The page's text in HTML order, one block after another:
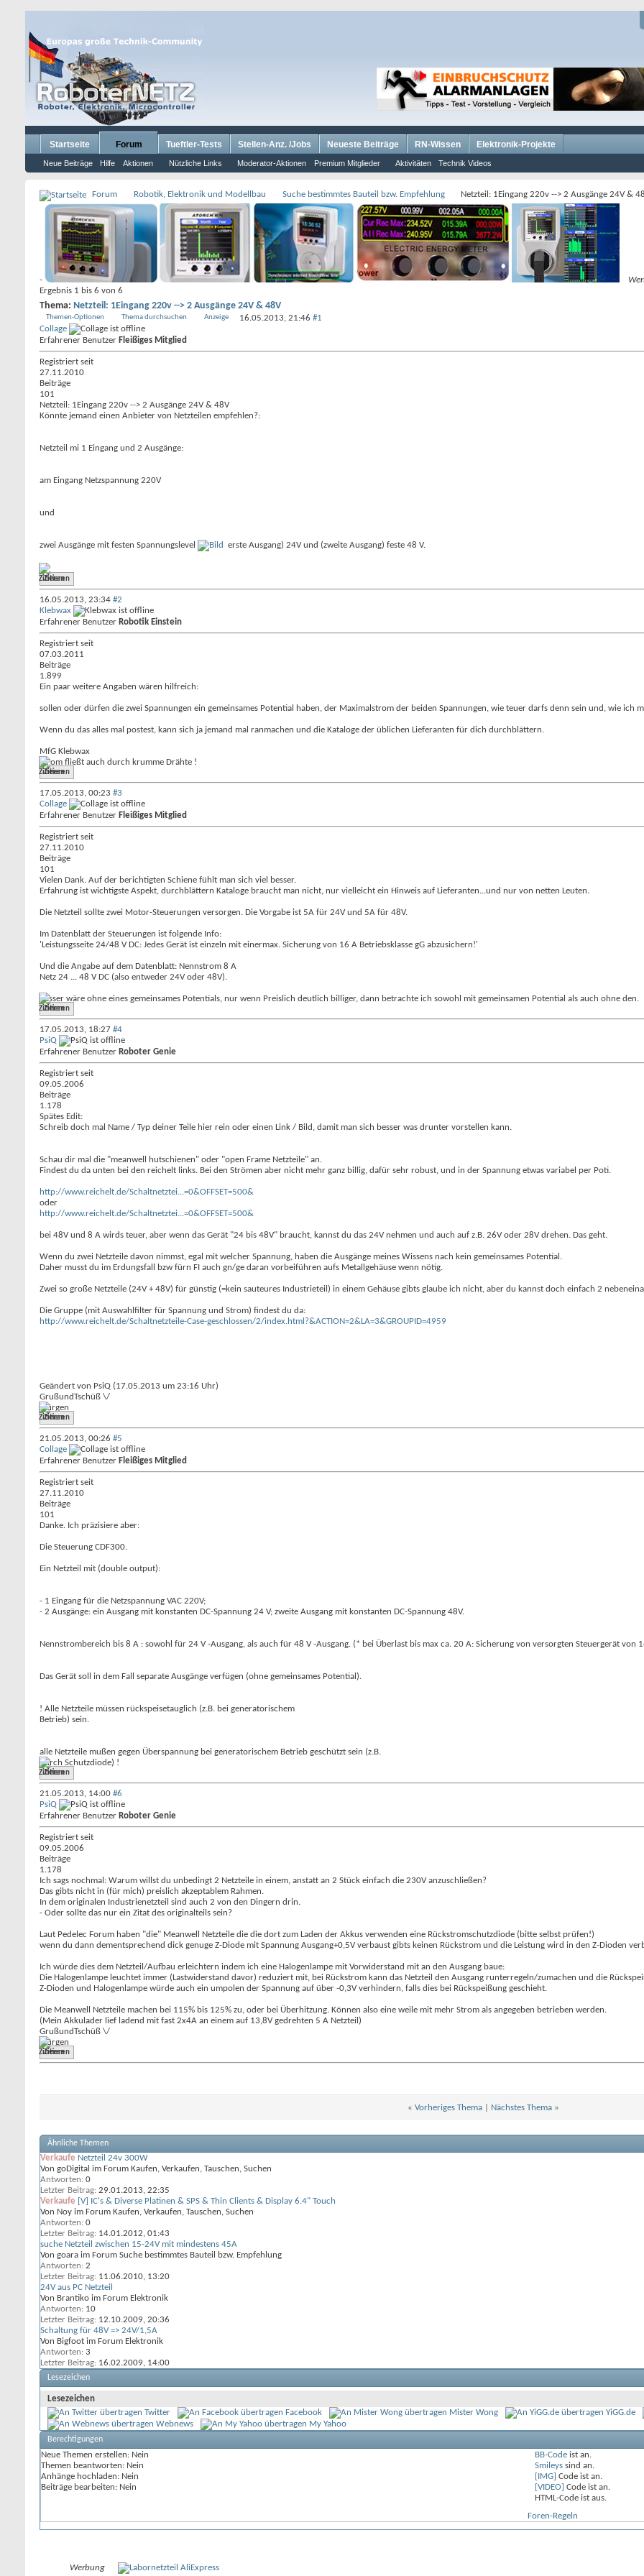
Startseite Forum
Neue Beiträge Hilfe Aktionen Nützliche Links Moderator-Aktionen Premium Mitglieder Aktivitäten Technik Videos
Tueftler-Tests Stellen-Anz. /Jobs Neueste Beiträge RN-Wissen Elektronik-Projekte
Forum Robotik, Elektronik und Modellbau Suche bestimmtes Bauteil bzw. Empfehlung Netzteil: 1Eingang 220v --> 2 Ausgänge 24V &
-
Ergebnis 1 bis 6 von 6
Thema: Netzteil: 1Eingang 220v --> 2 Ausgänge 24V & 48V
Themen-Optionen Thema durchsuchen Anzeige 16.05.2013, 21:46 #1
Collage
Erfahrener Benutzer Fleißiges Mitglied
Registriert seit
27.11.2010
Beiträge
101
Netzteil: 1Eingang 220v --> 2 Ausgänge 24V & 48V
Könnte jemand einen Anbieter von Netzteilen empfehlen?:
Netzteil mi 1 Eingang und 2 Ausgänge:
am Eingang Netzspannung 220V
und
zwei Ausgänge mit festen Spannungslevel erste Ausgang) 24V und (zweite Ausgang) feste 48 V.
Zitieren
16.05.2013, 23:34 #2
Klebwax
Erfahrener Benutzer Robotik Einstein
Registriert seit
07.03.2011
Beiträge
1.899
Ein paar weitere Angaben wären hilfreich:
sollen oder dürfen die zwei Spannungen ein gemeinsames Potential haben, der Maximalstrom der beiden Spannungen, wie teuer darfs denn sein und, wie ich
Wenn du das alles mal postest, kann sich ja jemand mal ranmachen und die Kataloge der üblichen Lieferanten für dich durchblättern.
MfG Klebwax
Strom fließt auch durch krumme Drähte !
Zitieren
17.05.2013, 00:23 #3
Collage
Erfahrener Benutzer Fleißiges Mitglied
Registriert seit
27.11.2010
Beiträge
101
Vielen Dank. Auf der berichtigten Schiene fühlt man sich viel besser.
Erfahrung ist wichtigste Aspekt, durchblättern Kataloge braucht man nicht, nur vielleicht ein Hinweis auf Lieferanten...und nur von netten Leuten.
Die Netzteil sollte zwei Motor-Steuerungen versorgen. Die Vorgabe ist 5A für 24V und 5A für 48V.
Im Datenblatt der Steuerungen ist folgende Info:
'Leistungsseite 24/48 V DC: Jedes Gerät ist einzeln mit einermax. Sicherung von 16 A Betriebsklasse gG abzusichern!'
Und die Angabe auf dem Datenblatt: Nennstrom 8 A
Netz 24 ... 48 V DC (also entweder 24V oder 48V).
Besser wäre ohne eines gemeinsames Potentials, nur wenn Preislich deutlich billiger, dann betrachte ich sowohl mit gemeinsamen Potential als auch ohne den.
Zitieren
17.05.2013, 18:27 #4
PsiQ
Erfahrener Benutzer Roboter Genie
Registriert seit
09.05.2006
Beiträge
1.178
Spätes Edit:
Schreib doch mal Name / Typ deiner Teile hier rein oder einen Link / Bild, damit man sich besser was drunter vorstellen kann.
Schau dir mal die "meanwell hutschienen" oder "open Frame Netzteile" an.
Findest du da unten bei den reichelt links. Bei den Strömen aber nicht mehr ganz billig, dafür sehr robust, und in der Spannung etwas variabel per Poti.
http://www.reichelt.de/Schaltnetztei...=0&OFFSET=500&
oder
http://www.reichelt.de/Schaltnetztei...=0&OFFSET=500&
bei 48V und 8 A wirds teuer, aber wenn das Gerät "24 bis 48V" braucht, kannst du das 24V nehmen und auch auf z.B. 26V oder 28V drehen. Das geht.
Wenn du zwei Netzteile davon nimmst, egal mit welcher Spannung, haben die Ausgänge meines Wissens nach kein gemeinsames Potential.
Daher musst du im Erdungsfall bzw fürn FI auch gn/ge daran vorbeiführen aufs Metallgehäuse wenn nötig.
Zwei so große Netzteile (24V + 48V) für günstig (=kein sauteures Industrieteil) in einem Gehäuse gibts glaube ich nicht, aber du kannst doch einfach 2
Die Gruppe (mit Auswahlfilter für Spannung und Strom) findest du da:
http://www.reichelt.de/Schaltnetzteile-Case-geschlossen/2/index.html?&ACTION=2&LA=3&GROUPID=4959
Geändert von PsiQ (17.05.2013 um 23:16 Uhr)
GrußundTschüß \/
~Jürgen
Zitieren
21.05.2013, 00:26 #5
Collage
Erfahrener Benutzer Fleißiges Mitglied
Registriert seit
27.11.2010
Beiträge
101
Danke. Ich präzisiere aber:
Die Steuerung CDF300.
Ein Netzteil mit (double output):
- 1 Eingang für die Netzspannung VAC 220V;
- 2 Ausgänge: ein Ausgang mit konstanten DC-Spannung 24 V; zweite Ausgang mit konstanten DC-Spannung 48V.
Nennstrombereich bis 8 A : sowohl für 24 V -Ausgang, als auch für 48 V -Ausgang. (* bei Überlast bis max ca. 20 A: Sicherung von versorgten Steuergerät von
Das Gerät soll in dem Fall separate Ausgänge verfügen (ohne gemeinsames Potential).
! Alle Netzteile müssen rückspeisetauglich (z.B. bei generatorischem
Betrieb) sein.
alle Netzteile mußen gegen Überspannung bei generatorischem Betrieb geschützt sein (z.B.
durch Schutzdiode) !
Zitieren
21.05.2013, 14:00 #6
PsiQ
Erfahrener Benutzer Roboter Genie
Registriert seit
09.05.2006
Beiträge
1.178
Ich sags nochmal: Warum willst du unbedingt 2 Netzteile in einem, anstatt an 2 Stück einfach die 230V anzuschließen?
Das gibts nicht in (für mich) preislich akzeptablem Rahmen.
In dem originalen Industrienetzteil sind auch 2 von den Dingern drin.
- Oder sollte das nur ein Zitat des originalteils sein?
Laut Pedelec Forum haben "die" Meanwell Netzteile die die dort zum Laden der Akkus verwenden eine Rückstromschutzdiode (bitte selbst prüfen!)
wenn du dann dementsprechend dick genuge Z-Diode mit Spannung Ausgang+0,5V verbaust gibts keinen Rückstrom und die Leistung wird in den Z-Dioden
Ich würde dies dem Netzteil/Aufbau erleichtern indem ich eine Halogenlampe mit Vorwiderstand mit an den Ausgang baue:
Die Halogenlampe leuchtet immer (Lastwiderstand davor) reduziert mit, bei Rückstrom kann das Netzteil den Ausgang runterregeln/zumachen und die
Z-Dioden und Halogenlampe würde auch ein umpolen der Spannung auf über -0,3V verhindern, falls dies bei Rückspeißung geschieht.
Die Meanwell Netzteile machen bei 115% bis 125% zu, oder bei Überhitzung. Können also eine weile mit mehr Strom als angegeben betrieben werden.
(Mein Akkulader lief ladend mit fast 2x4A an einem auf 13,8V gedrehten 5 A Netzteil)
GrußundTschüß \/
~Jürgen
Zitieren
« Vorheriges Thema| Nächstes Thema »
Ähnliche Themen
Verkaufe Netzteil 24v 300W
Von goDigital im Forum Kaufen, Verkaufen, Tauschen, Suchen
Antworten: 0
Letzter Beitrag: 29.01.2013, 22:35
Verkaufe [V] IC's & Diverse Platinen & SPS & Thin Clients & Display 6.4" Touch
Von Noy im Forum Kaufen, Verkaufen, Tauschen, Suchen
Antworten: 0
Letzter Beitrag: 14.01.2012, 01:43
suche Netzteil zwischen 15-24V mit mindestens 45A
Von goara im Forum Suche bestimmtes Bauteil bzw. Empfehlung
Antworten: 2
Letzter Beitrag: 11.06.2010, 13:20
24V aus PC Netzteil
Von Brantiko im Forum Elektronik
Antworten: 10
Letzter Beitrag: 12.10.2009, 20:36
Schaltung für 48V => 24V/1,5A
Von Bigfoot im Forum Elektronik
Antworten: 3
Letzter Beitrag: 16.02.2009, 14:00
Lesezeichen
Lesezeichen
Twitter
Facebook Mister Wong YiGG.de
Webnews
My Yahoo
Berechtigungen
Neue Themen erstellen: Nein
Themen beantworten: Nein
Anhänge hochladen: Nein
Beiträge bearbeiten: Nein
BB-Codeist an.
Smileyssind an.
[IMG] Code ist an.
[VIDEO] Code ist an.
HTML-Code ist aus.
Foren-Regeln
Werbung